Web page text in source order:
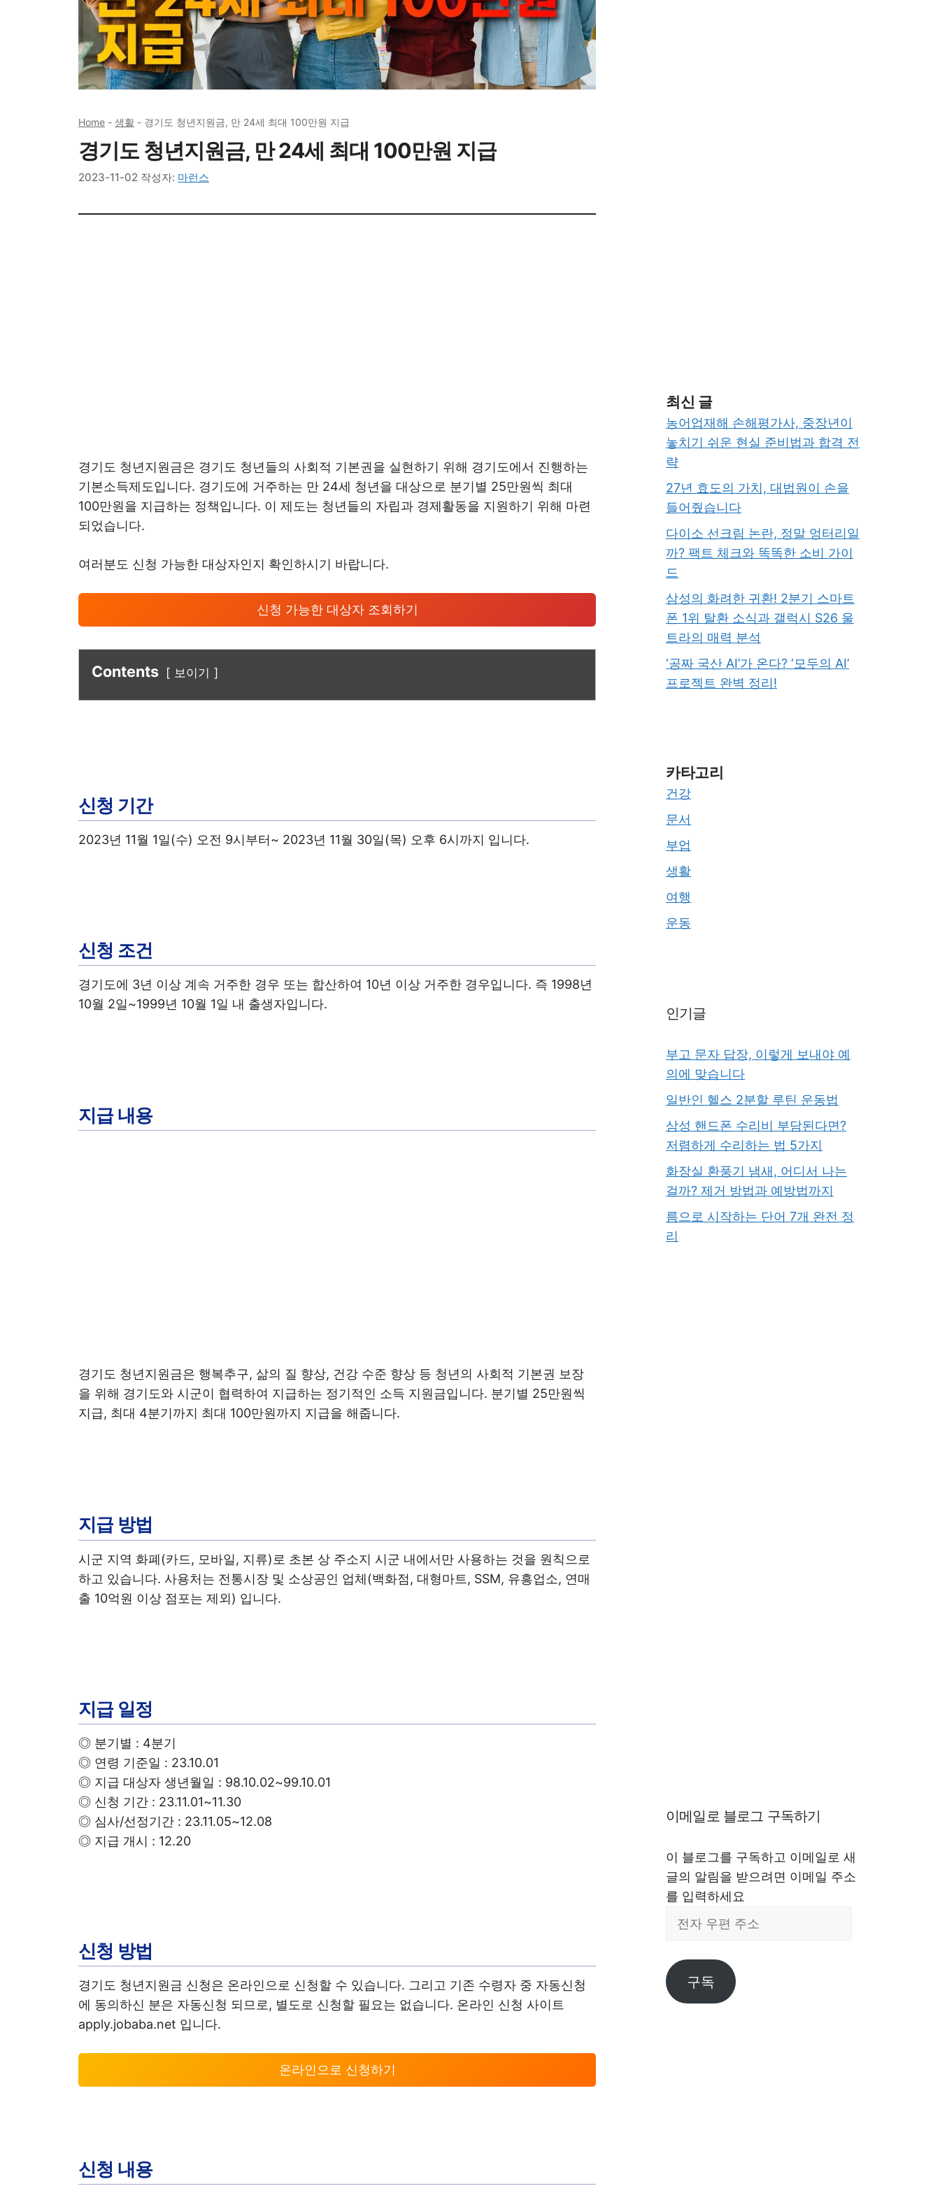
Home - 생활 - 경기도 청년지원금, 만 24세 최대 100만원 지급
경기도 청년지원금, 만 24세 최대 100만원 지급
2023-11-02 작성자: 마런스
경기도 청년지원금은 경기도 청년들의 사회적 기본권을 실현하기 위해 경기도에서 진행하는
기본소득제도입니다. 경기도에 거주하는 만 24세 청년을 대상으로 분기별 25만원씩 최대
100만원을 지급하는 정책입니다. 이 제도는 청년들의 자립과 경제활동을 지원하기 위해 마련
되었습니다.
여러분도 신청 가능한 대상자인지 확인하시기 바랍니다.
신청 가능한 대상자 조회하기
Contents 보이기
신청 기간
2023년 11월 1일(수) 오전 9시부터~ 2023년 11월 30일(목) 오후 6시까지 입니다.
신청 조건
경기도에 3년 이상 계속 거주한 경우 또는 합산하여 10년 이상 거주한 경우입니다. 즉 1998년
10월 2일~1999년 10월 1일 내 출생자입니다.
지급 내용
경기도 청년지원금은 행복추구, 삶의 질 향상, 건강 수준 향상 등 청년의 사회적 기본권 보장
을 위해 경기도와 시군이 협력하여 지급하는 정기적인 소득 지원금입니다. 분기별 25만원씩
지급, 최대 4분기까지 최대 100만원까지 지급을 해줍니다.
지급 방법
시군 지역 화폐(카드, 모바일, 지류)로 초본 상 주소지 시군 내에서만 사용하는 것을 원칙으로
하고 있습니다. 사용처는 전통시장 및 소상공인 업체(백화점, 대형마트, SSM, 유흥업소, 연매
출 10억원 이상 점포는 제외) 입니다.
지급 일정
◎ 분기별 : 4분기
◎ 연령 기준일 : 23.10.01
◎ 지급 대상자 생년월일 : 98.10.02~99.10.01
◎ 신청 기간 : 23.11.01~11.30
◎ 심사/선정기간 : 23.11.05~12.08
◎ 지급 개시 : 12.20
신청 방법
경기도 청년지원금 신청은 온라인으로 신청할 수 있습니다. 그리고 기존 수령자 중 자동신청
에 동의하신 분은 자동신청 되므로, 별도로 신청할 필요는 없습니다. 온라인 신청 사이트
apply.jobaba.net 입니다.
온라인으로 신청하기
신청 내용
최신 글
농어업재해 손해평가사, 중장년이
놓치기 쉬운 현실 준비법과 합격 전
략
27년 효도의 가치, 대법원이 손을
들어줬습니다
다이소 선크림 논란, 정말 엉터리일
까? 팩트 체크와 똑똑한 소비 가이
드
삼성의 화려한 귀환! 2분기 스마트
폰 1위 탈환 소식과 갤럭시 S26 울
트라의 매력 분석
‘공짜 국산 AI’가 온다? ‘모두의 AI’
프로젝트 완벽 정리!
카타고리
건강
문서
부업
생활
여행
운동
인기글
부고 문자 답장, 이렇게 보내야 예
의에 맞습니다
일반인 헬스 2분할 루틴 운동법
삼성 핸드폰 수리비 부담된다면?
저렴하게 수리하는 법 5가지
화장실 환풍기 냄새, 어디서 나는
걸까? 제거 방법과 예방법까지
름으로 시작하는 단어 7개 완전 정
리
이메일로 블로그 구독하기
이 블로그를 구독하고 이메일로 새
글의 알림을 받으려면 이메일 주소
를 입력하세요
편
주
구독